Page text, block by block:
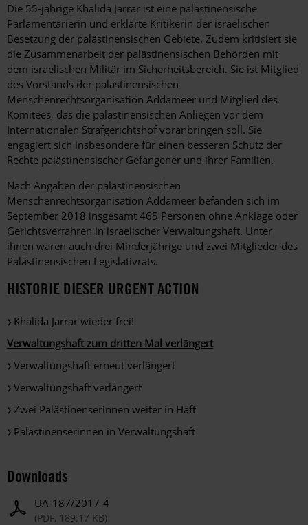
Die 55-jährige Khalida Jarrar ist eine palästinensische
Parlamentarierin und erklärte Kritikerin der israelischen
Besetzung der palästinensischen Gebiete. Zudem kritisiert sie
die Zusammenarbeit der palästinensischen Behörden mit
dem israelischen Militär im Sicherheitsbereich. Sie ist Mitglied
des Vorstands der palästinensischen
Menschenrechtsorganisation Addameer und Mitglied des
Komitees, das die palästinensischen Anliegen vor dem
Internationalen Strafgerichtshof voranbringen soll. Sie
engagiert sich insbesondere für einen besseren Schutz der
Rechte palästinensischer Gefangener und ihrer Familien.
Nach Angaben der palästinensischen
Menschenrechtsorganisation Addameer befanden sich im
September 2018 insgesamt 465 Personen ohne Anklage oder
Gerichtsverfahren in israelischer Verwaltungshaft. Unter
ihnen waren auch drei Minderjährige und zwei Mitglieder des
Palästinensischen Legislativrats.
HISTORIE DIESER URGENT ACTION
Khalida Jarrar wieder frei!
Verwaltungshaft zum dritten Mal verlängert
Verwaltungshaft erneut verlängert
Verwaltungshaft verlängert
Zwei Palästinenserinnen weiter in Haft
Palästinenserinnen in Verwaltungshaft
Downloads
UA-187/2017-4
(PDF, 189.17 KB)